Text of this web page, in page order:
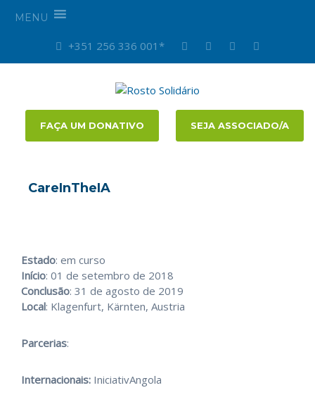
MENU
+351 256 336 001*
FAÇA UM DONATIVO SEJA ASSOCIADO/A
CareInTheIA
Estado: em curso
Início: 01 de setembro de 2018
Conclusão: 31 de agosto de 2019
Local: Klagenfurt, Kärnten, Austria
Parcerias:
Internacionais: IniciativAngola